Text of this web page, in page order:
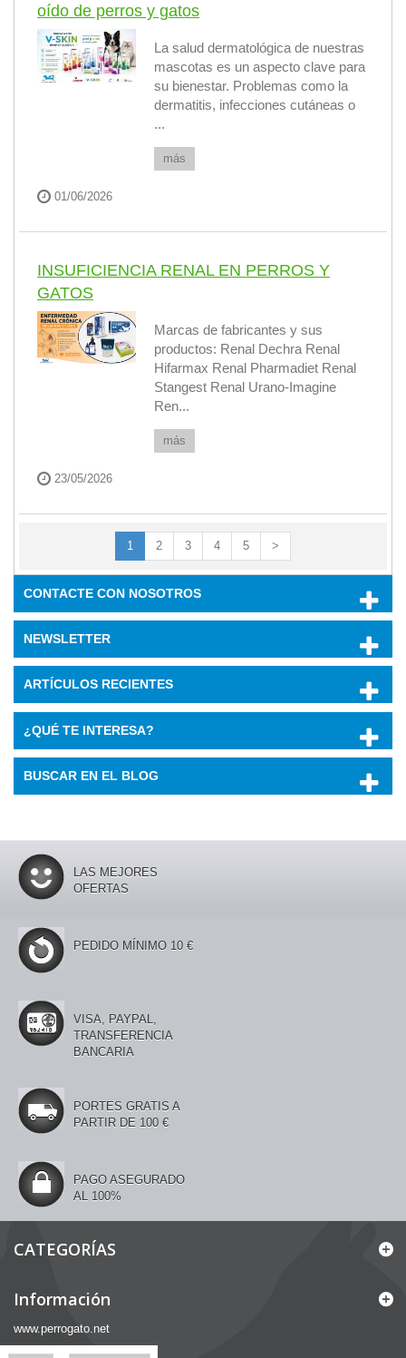
oído de perros y gatos
La salud dermatológica de nuestras
mascotas es un aspecto clave para
su bienestar. Problemas como la
dermatitis, infecciones cutáneas o
...
más
01/06/2026
INSUFICIENCIA RENAL EN PERROS Y
GATOS
Marcas de fabricantes y sus
productos: Renal Dechra Renal
Hifarmax Renal Pharmadiet Renal
Stangest Renal Urano-Imagine
Ren...
más
23/05/2026
1 2 3 4 5 >
CONTACTE CON NOSOTROS
NEWSLETTER
ARTÍCULOS RECIENTES
¿QUÉ TE INTERESA?
BUSCAR EN EL BLOG
LAS MEJORES
OFERTAS
PEDIDO MÍNIMO 10 €
VISA, PAYPAL,
TRANSFERENCIA
BANCARIA
PORTES GRATIS A
PARTIR DE 100 €
PAGO ASEGURADO
AL 100%
CATEGORÍAS
Información
www.perrogato.net